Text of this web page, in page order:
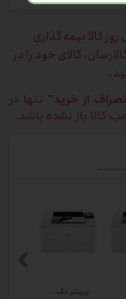
کالا بیمه گذاری
کالای خود را در
از خرید" تنها در
کالا باز نشده باشد.
پرینتر تک کاره لیزری اچ پی مدل M402dw
پرینتر تک کاره لیزری اچ پی مدل HP 402dn برق 220 فابریک و مهلت تست